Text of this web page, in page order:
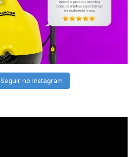
Seguir no Instagram